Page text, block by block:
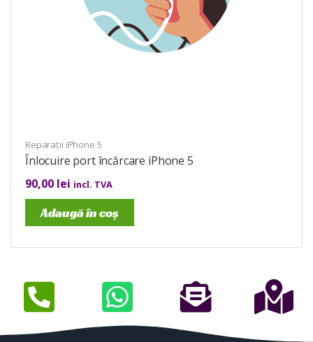
Reparații iPhone 5
Înlocuire port încărcare iPhone 5
90,00 lei incl. TVA
Adaugă în coș